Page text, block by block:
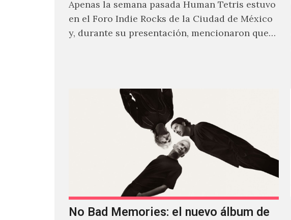
Apenas la semana pasada Human Tetris estuvo
en el Foro Indie Rocks de la Ciudad de México
y, durante su presentación, mencionaron que
No Bad Memories: el nuevo álbum de